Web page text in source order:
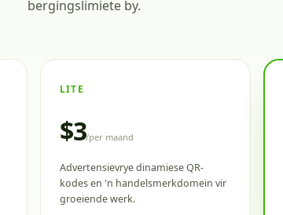
bergingslimiete by.
LITE
$3/per maand
Advertensievrye dinamiese QR-
kodes en 'n handelsmerkdomein vir
groeiende werk.